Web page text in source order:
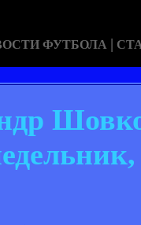
ФУТБОЛА |